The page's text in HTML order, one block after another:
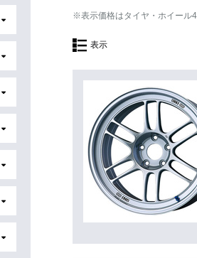
※表示価格はタイヤ・ホイール4
表示